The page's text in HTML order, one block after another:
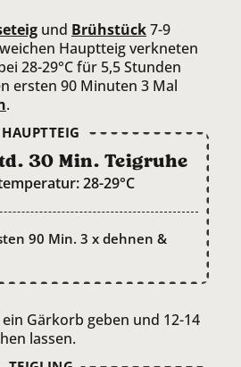
und Brühstück7-9
Hauptteig verkneten
28-29°C für 5,5 Stunden
ersten 90 Minuten 3 Mal
.
HAUPTTEIG
30 Min. Teigruhe
28-29°C
90 Min. 3 x dehnen &
Gärkorb geben und 12-14
lassen.